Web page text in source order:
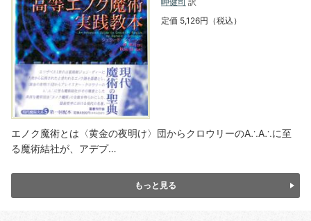
定価 5,126円（税込）
エノク魔術とは〈黄金の夜明け〉団からクロウリーのA∴A∴に至
る魔術結社が、アデプ…
もっと見る